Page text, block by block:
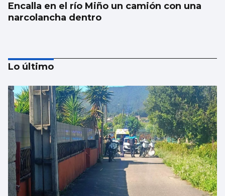
Encalla en el río Miño un camión con una
narcolancha dentro
Trump tacha de hipócrita a Irán por negar
negociaciones
Lo último